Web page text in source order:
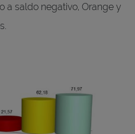
a saldo negativo, Orange y